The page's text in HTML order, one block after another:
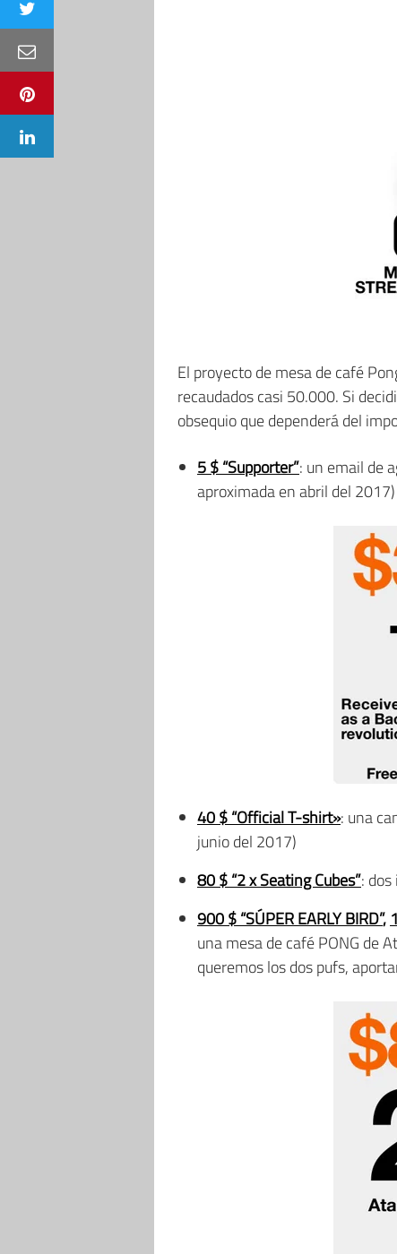
El proyecto de mesa de café
recaudados casi 50.000. Si
obsequio que dependerá del
5 $ “Supporter”: un email de
aproximada en abril del 2017)
40 $ “Official T-shirt»: una
junio del 2017)
80 $ “2 x Seating Cubes”:
900 $ “SÚPER EARLY BIRD”,
una mesa de café PONG de
queremos los dos pufs,